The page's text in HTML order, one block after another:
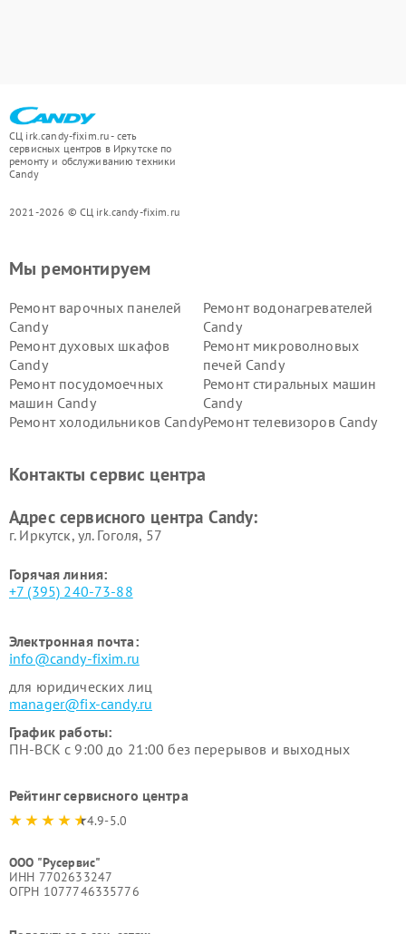
СЦ irk.candy-fixim.ru - сеть
сервисных центров в Иркутске по
ремонту и обслуживанию техники
Candy
2021-2026 © СЦ irk.candy-fixim.ru
Мы ремонтируем
Ремонт варочных панелей
Candy
Ремонт водонагревателей
Candy
Ремонт духовых шкафов
Candy
Ремонт микроволновых
печей Candy
Ремонт посудомоечных
машин Candy
Ремонт стиральных машин
Candy
Ремонт холодильников CandyРемонт телевизоров Candy
Контакты сервис центра
Адрес сервисного центра Candy:
г. Иркутск, ул. ​Гоголя, 57
Горячая линия:
+7 (395) 240-73-88
Электронная почта:
info@candy-fixim.ru
для юридических лиц
manager@fix-candy.ru
График работы:
ПН-ВСК с 9:00 до 21:00 без перерывов и выходных
Рейтинг сервисного центра
4.9-5.0
ООО "Русервис"
ИНН 7702633247
ОГРН 1077746335776